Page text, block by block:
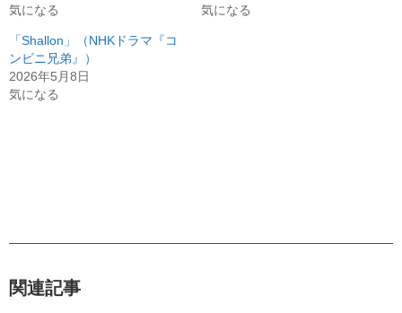
気になる
気になる
「Shallon」（NHKドラマ『コ
ンビニ兄弟』）
2026年5月8日
気になる
関連記事